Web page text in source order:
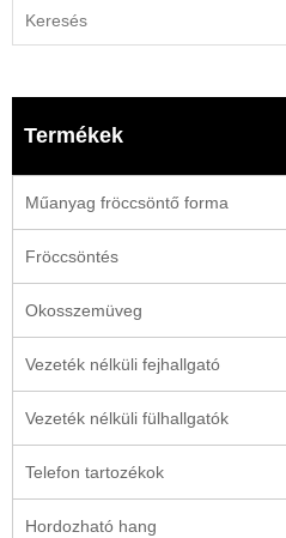
Termékek
Műanyag fröccsöntő forma
Fröccsöntés
Okosszemüveg
Vezeték nélküli fejhallgató
Vezeték nélküli fülhallgatók
Telefon tartozékok
Hordozható hang